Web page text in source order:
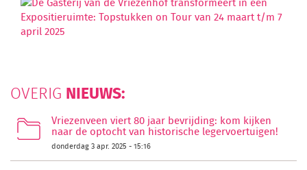
OVERIG NIEUWS:
Vriezenveen viert 80 jaar bevrijding: kom kijken
naar de optocht van historische legervoertuigen!
donderdag 3 apr. 2025 - 15:16